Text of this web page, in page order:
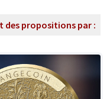
des propositions par :